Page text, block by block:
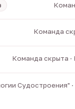
Команда
Команда скрыта ·
Судостроения"